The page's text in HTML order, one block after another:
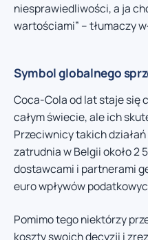
niesprawiedliwości, a ja
wartościami” – tłumaczy
Symbol globalnego
Coca-Cola od lat staje się
całym świecie, ale ich
Przeciwnicy takich
zatrudnia w Belgii około 2
dostawcami i partnerami
euro wpływów
Pomimo tego niektórzy
koszty swoich decyzji i